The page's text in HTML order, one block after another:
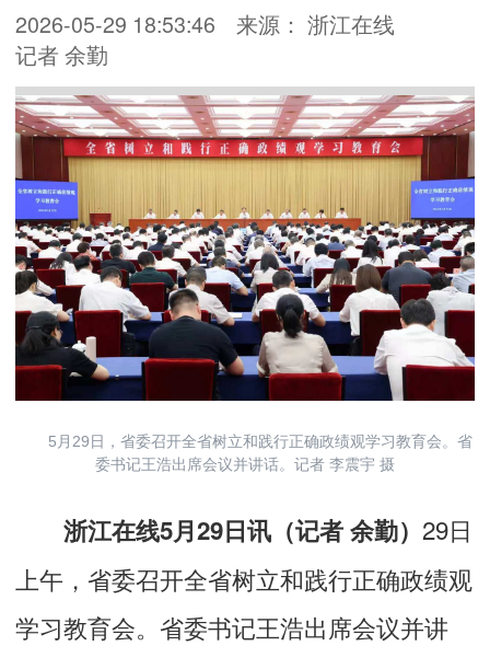
2026-05-29 18:53:46
来源： 浙江在线
记者 余勤
5月29日，省委召开全省树立和践行正确政绩观学习教育会。省
委书记王浩出席会议并讲话。记者 李震宇 摄
浙江在线5月29日讯（记者 余勤） 29日
上午，省委召开全省树立和践行正确政绩观
学习教育会。省委书记王浩出席会议并讲